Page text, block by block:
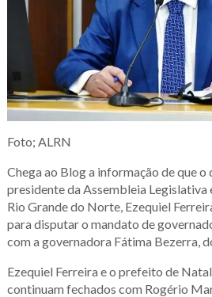
Foto; ALRN
Chega ao Blog a informação de que
presidente da Assembleia Legislativa
Rio Grande do Norte, Ezequiel
para disputar o mandato de
com a governadora Fátima Bezerra,
Ezequiel Ferreira e o prefeito de
continuam fechados com Rogério